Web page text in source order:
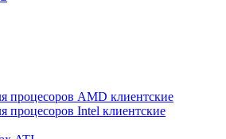
процесоров AMD клиентские
процесоров Intel клиентские